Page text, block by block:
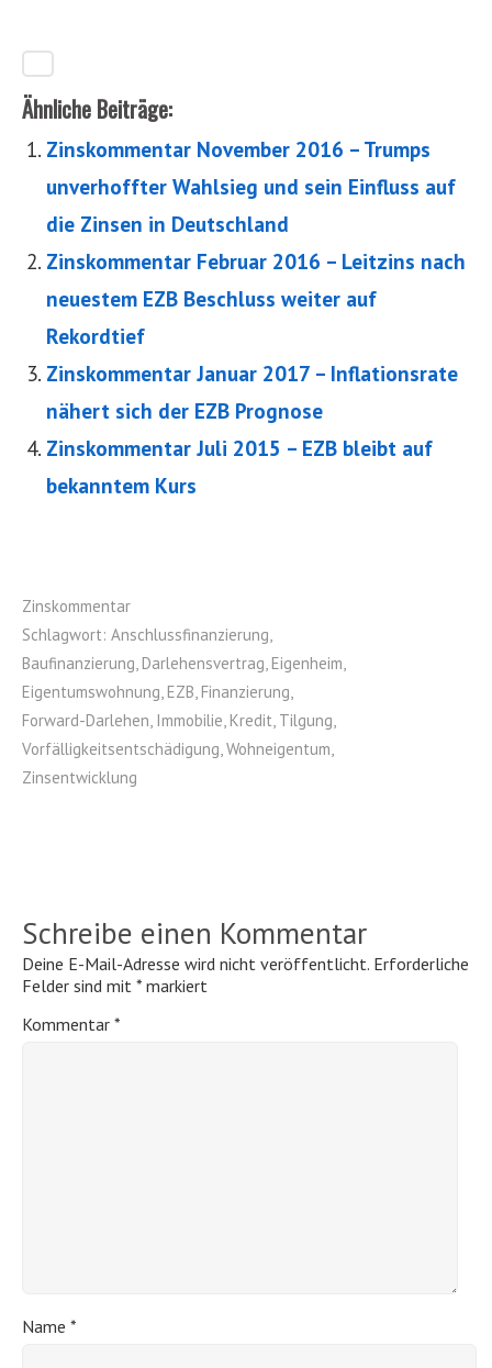
Ähnliche Beiträge:
Zinskommentar November 2016 – Trumps
unverhoffter Wahlsieg und sein Einfluss auf
die Zinsen in Deutschland
Zinskommentar Februar 2016 – Leitzins nach
neuestem EZB Beschluss weiter auf
Rekordtief
Zinskommentar Januar 2017 – Inflationsrate
nähert sich der EZB Prognose
Zinskommentar Juli 2015 – EZB bleibt auf
bekanntem Kurs
Zinskommentar
Schlagwort: Anschlussfinanzierung,
Baufinanzierung, Darlehensvertrag, Eigenheim,
Eigentumswohnung, EZB, Finanzierung,
Forward-Darlehen, Immobilie, Kredit, Tilgung,
Vorfälligkeitsentschädigung,Wohneigentum,
Zinsentwicklung
Schreibe einen Kommentar
Deine E-Mail-Adresse wird nicht veröffentlicht. Erforderliche
Felder sind mit * markiert
Kommentar *
Name *